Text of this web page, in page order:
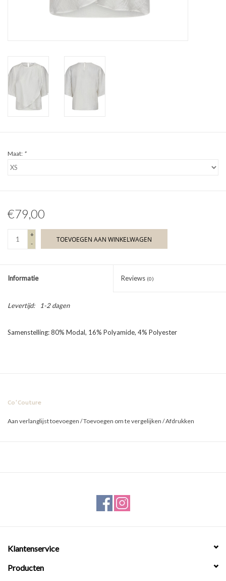
Maat: *
€79,00
+
-
TOEVOEGEN AAN WINKELWAGEN
Informatie Reviews (0)
Levertijd: 1-2 dagen
Samenstelling: 80% Modal, 16% Polyamide, 4% Polyester
Co'Couture
Aan verlanglijst toevoegen /Toevoegen om te vergelijken /Afdrukken
Klantenservice
Producten